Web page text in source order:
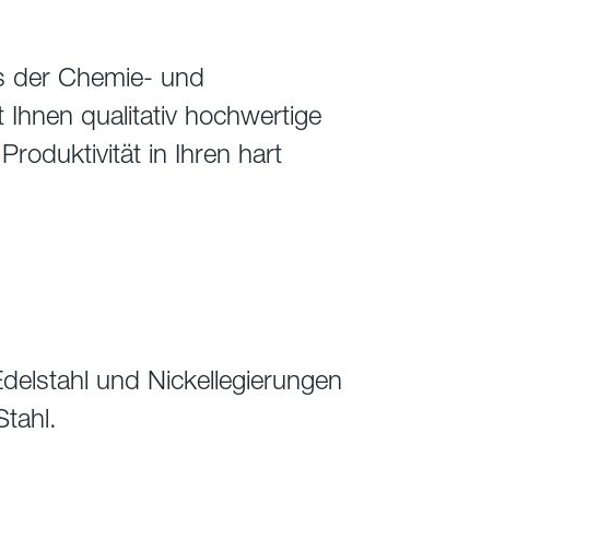
der Chemie- und
qualitativ hochwertige
in Ihren hart
und Nickellegierungen